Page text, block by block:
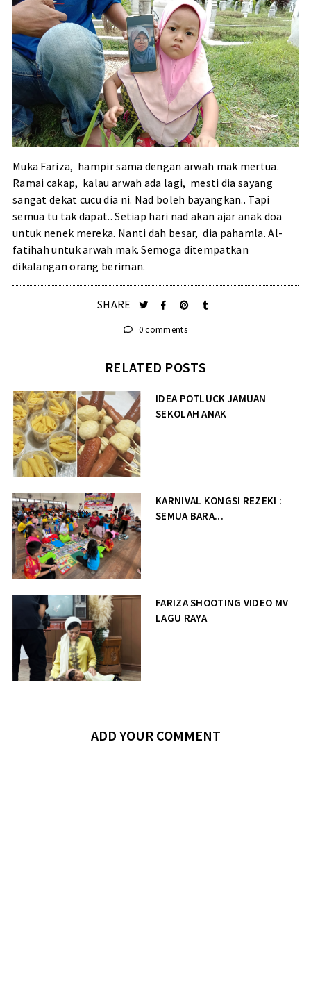
Muka Fariza, hampir sama dengan arwah mak mertua.
Ramai cakap, kalau arwah ada lagi, mesti dia sayang
sangat dekat cucu dia ni. Nad boleh bayangkan.. Tapi
semua tu tak dapat.. Setiap hari nad akan ajar anak doa
untuk nenek mereka. Nanti dah besar, dia pahamla. Al-
fatihah untuk arwah mak. Semoga ditempatkan
dikalangan orang beriman.
SHARE
0 comments
RELATED POSTS
IDEA POTLUCK JAMUAN
SEKOLAH ANAK
KARNIVAL KONGSI REZEKI :
SEMUA BARA...
FARIZA SHOOTING VIDEO MV
LAGU RAYA
ADD YOUR COMMENT